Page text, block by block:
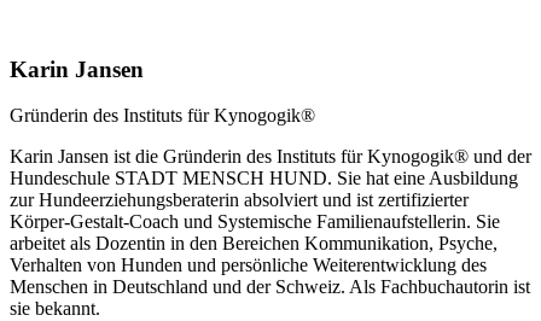
Karin Jansen
Gründerin des Instituts für Kynogogik®
Karin Jansen ist die Gründerin des Instituts für Kynogogik® und der
Hundeschule STADT MENSCH HUND. Sie hat eine Ausbildung
zur Hundeerziehungsberaterin absolviert und ist zertifizierter
Körper-Gestalt-Coach und Systemische Familienaufstellerin. Sie
arbeitet als Dozentin in den Bereichen Kommunikation, Psyche,
Verhalten von Hunden und persönliche Weiterentwicklung des
Menschen in Deutschland und der Schweiz. Als Fachbuchautorin ist
sie bekannt.